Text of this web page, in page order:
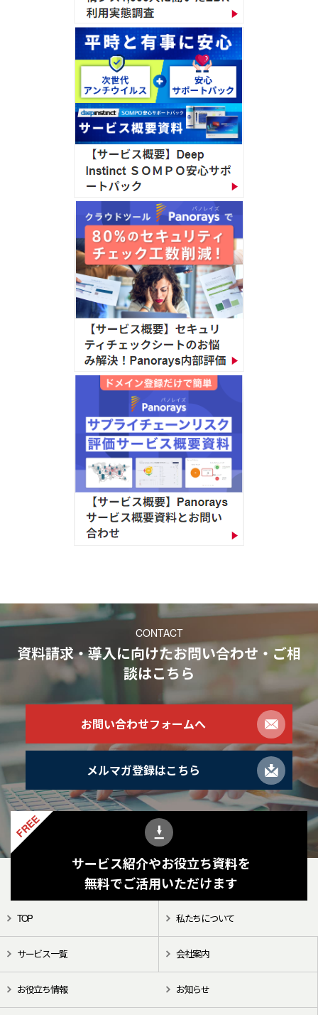
CONTACT
資料請求・導入に向けたお問い合わせ・ご相
談はこちら
お問い合わせフォームへ
メルマガ登録はこちら
FREE
サービス紹介やお役立ち資料を
無料でご活用いただけます
TOP 私たちについて
サービス一覧 会社案内
お役立ち情報 お知らせ